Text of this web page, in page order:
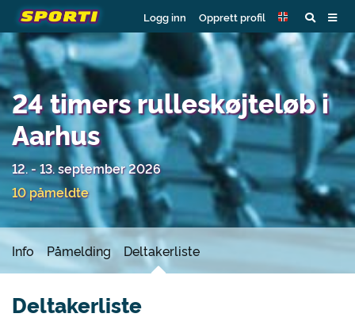
Logg inn Opprett profil
24 timers rulleskøjteløb i
Aarhus
12. - 13. september 2026
10 påmeldte
Info Påmelding Deltakerliste
Deltakerliste